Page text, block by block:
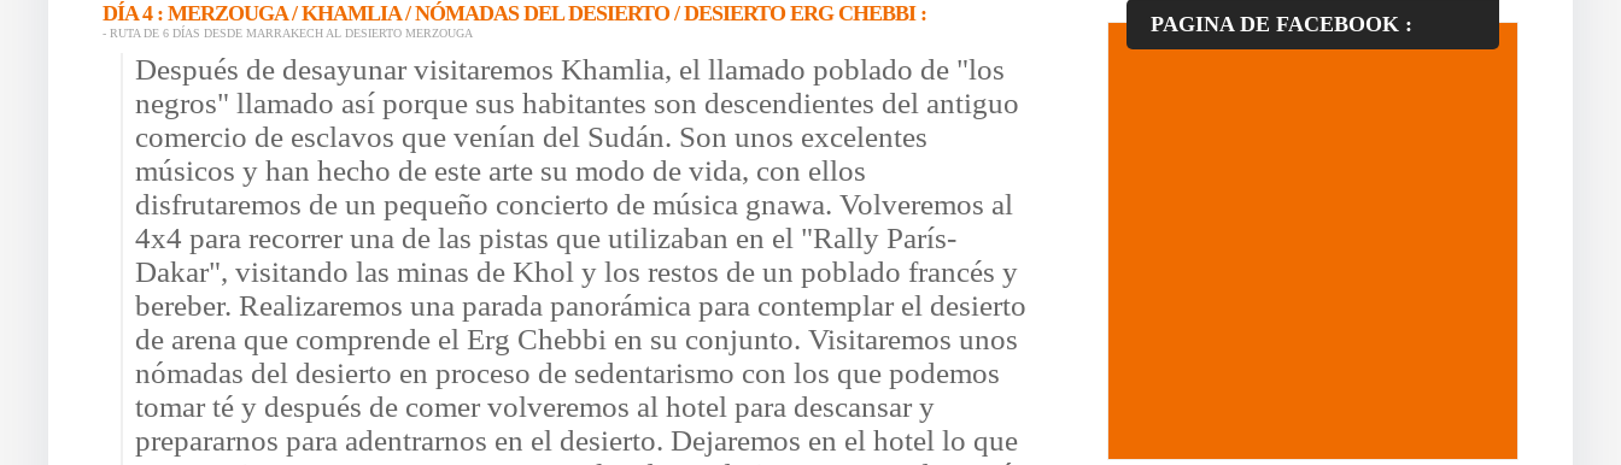
DÍA 4 : MERZOUGA / KHAMLIA / NÓMADAS DEL DESIERTO / DESIERTO ERG CHEBBI :
- RUTA DE 6 DÍAS DESDE MARRAKECH AL DESIERTO MERZOUGA
Después de desayunar visitaremos Khamlia, el llamado poblado de "los
negros" llamado así porque sus habitantes son descendientes del antiguo
comercio de esclavos que venían del Sudán. Son unos excelentes
músicos y han hecho de este arte su modo de vida, con ellos
disfrutaremos de un pequeño concierto de música gnawa. Volveremos al
4x4 para recorrer una de las pistas que utilizaban en el "Rally París-
Dakar", visitando las minas de Khol y los restos de un poblado francés y
bereber. Realizaremos una parada panorámica para contemplar el desierto
de arena que comprende el Erg Chebbi en su conjunto. Visitaremos unos
nómadas del desierto en proceso de sedentarismo con los que podemos
tomar té y después de comer volveremos al hotel para descansar y
prepararnos para adentrarnos en el desierto. Dejaremos en el hotel lo que
PAGINA DE FACEBOOK :